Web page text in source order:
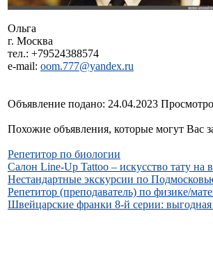
Ольга
г. Москва
тел.: +79524388574
e-mail: oom.777@yandex.ru
Объявление подано: 24.04.2023
Похожие объявления, которые могут Вас
Репетитор по биологии
Салон Line-Up Tattoo – искусство тату на
Нестандартные экскурсии по
Репетитор (преподаватель) по физике/
Швейцарские франки 8-й серии: выгодная